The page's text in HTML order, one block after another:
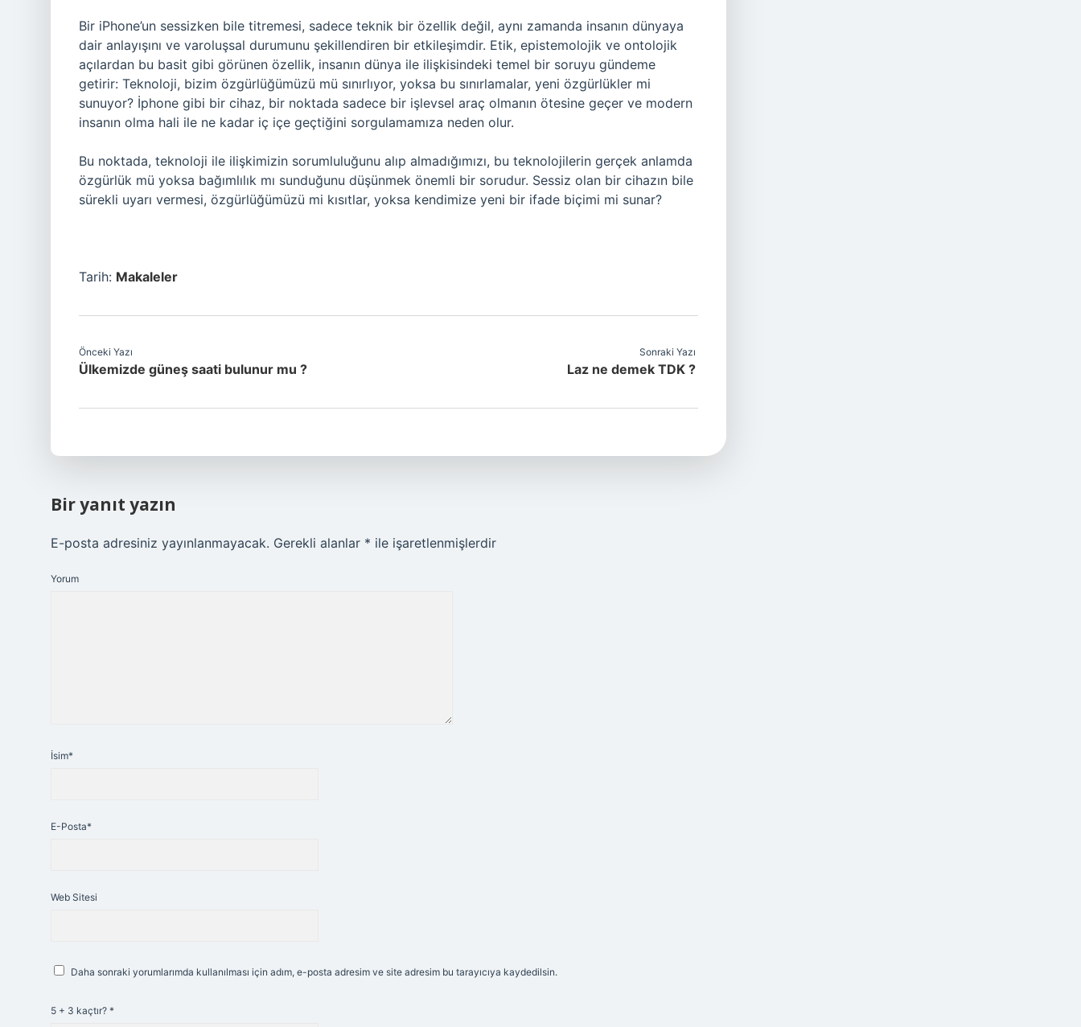
Bir iPhone’un sessizken bile titremesi, sadece teknik bir özellik değil, aynı zamanda insanın dünyaya
dair anlayışını ve varoluşsal durumunu şekillendiren bir etkileşimdir. Etik, epistemolojik ve ontolojik
açılardan bu basit gibi görünen özellik, insanın dünya ile ilişkisindeki temel bir soruyu gündeme
getirir: Teknoloji, bizim özgürlüğümüzü mü sınırlıyor, yoksa bu sınırlamalar, yeni özgürlükler mi
sunuyor? İphone gibi bir cihaz, bir noktada sadece bir işlevsel araç olmanın ötesine geçer ve modern
insanın olma hali ile ne kadar iç içe geçtiğini sorgulamamıza neden olur.
Bu noktada, teknoloji ile ilişkimizin sorumluluğunu alıp almadığımızı, bu teknolojilerin gerçek anlamda
özgürlük mü yoksa bağımlılık mı sunduğunu düşünmek önemli bir sorudur. Sessiz olan bir cihazın bile
sürekli uyarı vermesi, özgürlüğümüzü mi kısıtlar, yoksa kendimize yeni bir ifade biçimi mi sunar?
Tarih: Makaleler
Önceki Yazı
Ülkemizde güneş saati bulunur mu ?
Sonraki Yazı
Laz ne demek TDK ?
Bir yanıt yazın
E-posta adresiniz yayınlanmayacak. Gerekli alanlar * ile işaretlenmişlerdir
Yorum
İsim*
E-Posta*
Web Sitesi
Daha sonraki yorumlarımda kullanılması için adım, e-posta adresim ve site adresim bu tarayıcıya kaydedilsin.
5 + 3 kaçtır? *